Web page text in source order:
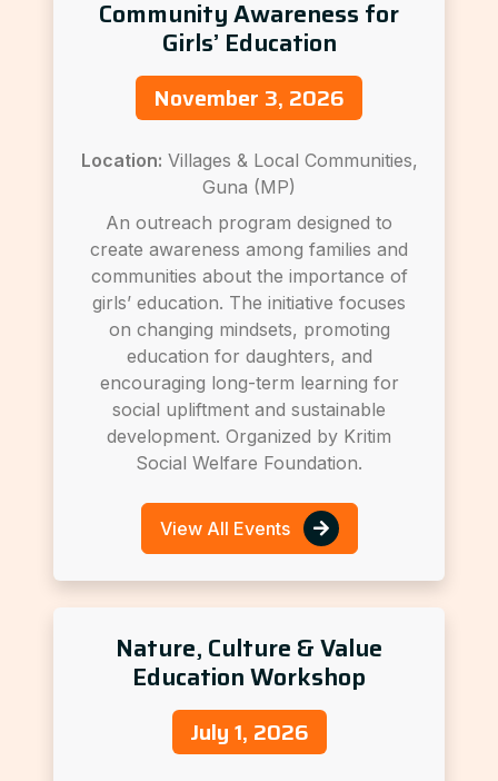
Community Awareness for
Girls’ Education
November 3, 2026
Location: Villages & Local Communities,
Guna (MP)
An outreach program designed to
create awareness among families and
communities about the importance of
girls’ education. The initiative focuses
on changing mindsets, promoting
education for daughters, and
encouraging long-term learning for
social upliftment and sustainable
development. Organized by Kritim
Social Welfare Foundation.
View All Events
Nature, Culture & Value
Education Workshop
July 1, 2026